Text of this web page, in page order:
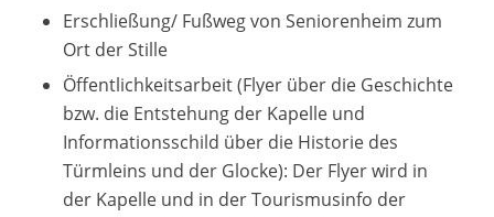
Erschließung/ Fußweg von Seniorenheim zum
Ort der Stille
Öffentlichkeitsarbeit (Flyer über die Geschichte
bzw. die Entstehung der Kapelle und
Informationsschild über die Historie des
Türmleins und der Glocke): Der Flyer wird in
der Kapelle und in der Tourismusinfo der